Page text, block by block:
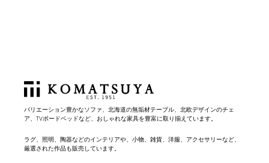
バリエーション豊かなソファ、北海道の無垢材テーブル、北欧デザインのチェ
ア、TVボードベッドなど、おしゃれな家具を豊富に取り揃えています。
ラグ、照明、陶器などのインテリアや、小物、雑貨、洋服、アクセサリーなど、
厳選された作品も販売しています。